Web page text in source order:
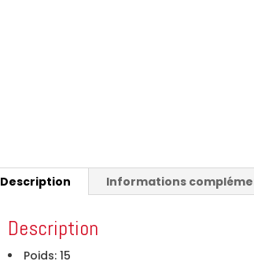
Description Informations
Description
Poids:15